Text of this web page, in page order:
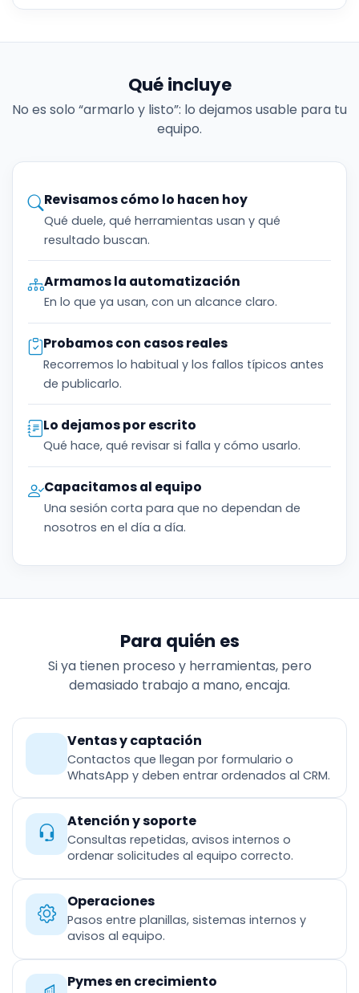
Qué incluye
No es solo “armarlo y listo”: lo dejamos usable para tu
equipo.
Revisamos cómo lo hacen hoy
Qué duele, qué herramientas usan y qué
resultado buscan.
Armamos la automatización
En lo que ya usan, con un alcance claro.
Probamos con casos reales
Recorremos lo habitual y los fallos típicos antes
de publicarlo.
Lo dejamos por escrito
Qué hace, qué revisar si falla y cómo usarlo.
Capacitamos al equipo
Una sesión corta para que no dependan de
nosotros en el día a día.
Para quién es
Si ya tienen proceso y herramientas, pero
demasiado trabajo a mano, encaja.
Ventas y captación
Contactos que llegan por formulario o
WhatsApp y deben entrar ordenados al CRM.
Atención y soporte
Consultas repetidas, avisos internos o
ordenar solicitudes al equipo correcto.
Operaciones
Pasos entre planillas, sistemas internos y
avisos al equipo.
Pymes en crecimiento